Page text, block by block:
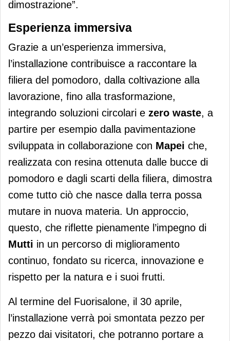
dimostrazione”.
Esperienza immersiva
Grazie a un’esperienza immersiva,
l’installazione contribuisce a raccontare la
filiera del pomodoro, dalla coltivazione alla
lavorazione, fino alla trasformazione,
integrando soluzioni circolari e zero waste, a
partire per esempio dalla pavimentazione
sviluppata in collaborazione con Mapei che,
realizzata con resina ottenuta dalle bucce di
pomodoro e dagli scarti della filiera, dimostra
come tutto ciò che nasce dalla terra possa
mutare in nuova materia. Un approccio,
questo, che riflette pienamente l’impegno di
Mutti in un percorso di miglioramento
continuo, fondato su ricerca, innovazione e
rispetto per la natura e i suoi frutti.
Al termine del Fuorisalone, il 30 aprile,
l’installazione verrà poi smontata pezzo per
pezzo dai visitatori, che potranno portare a